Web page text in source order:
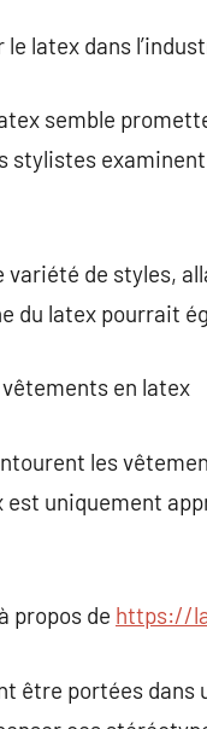
latex dans
semble
stylistes
variété de styles,
du latex pourrait
en latex
les
uniquement
propos de https://
être portées dans